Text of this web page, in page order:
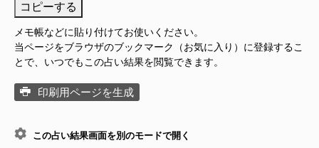
コピーする
メモ帳などに貼り付けてお使いください。
当ページをブラウザのブックマーク（お気に入り）に登録するこ
とで、いつでもこの占い結果を閲覧できます。
印刷用ページを生成
この占い結果画面を別のモードで開く